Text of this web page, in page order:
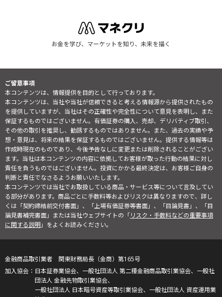
お金を学び、マーケットを知り、未来を描く
ご留意事項
本コンテンツは、情報提供を目的として行っております。
本コンテンツは、当社や当社が信頼できると考える情報源から提供されたもの
を提供していますが、当社はその正確性や完全性について意見を表明し、また
保証するものではございません。有価証券の購入、売却、デリバティブ取引、
その他の取引を推奨し、勧誘するものではありません。また、過去の実績や予
想・意見は、将来の結果を保証するものではございません。提供する情報等は
作成時現在のものであり、今後予告なしに変更または削除されることがござい
ます。当社は本コンテンツの内容に依拠してお客様が取った行動の結果に対し
責任を負うものではございません。投資にかかる最終決定は、お客様ご自身の
判断と責任でなさるようお願いいたします。
本コンテンツでは当社でお取扱している商品・サービス等について言及してい
る部分があります。商品ごとに手数料等およびリスクは異なりますので、詳し
くは「契約締結前交付書面」、「上場有価証券等書面」、「目論見書」、「目
論見書補完書面」または当社ウェブサイトの「リスク・手数料などの重要事項
に関する説明」をよくお読みください。
金融商品取引業者 関東財務局長（金商）第165号
日本証券業協会、一般社団法人 第二種金融商品取引業協会、一般社
団法人 金融先物取引業協会、
一般社団法人 日本暗号資産等取引業協会、一般社団法人 資産運用業